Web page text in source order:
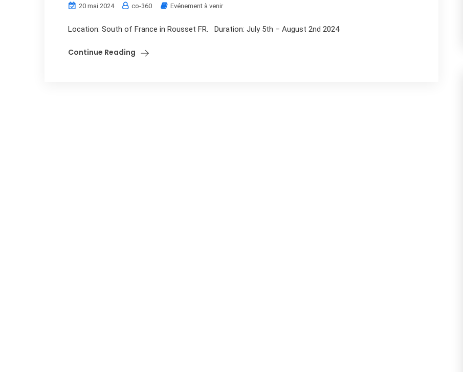
20 mai 2024 co-360 Evénement à venir
Location: South of France in Rousset FR. Duration: July 5th – August 2nd 2024
Continue Reading